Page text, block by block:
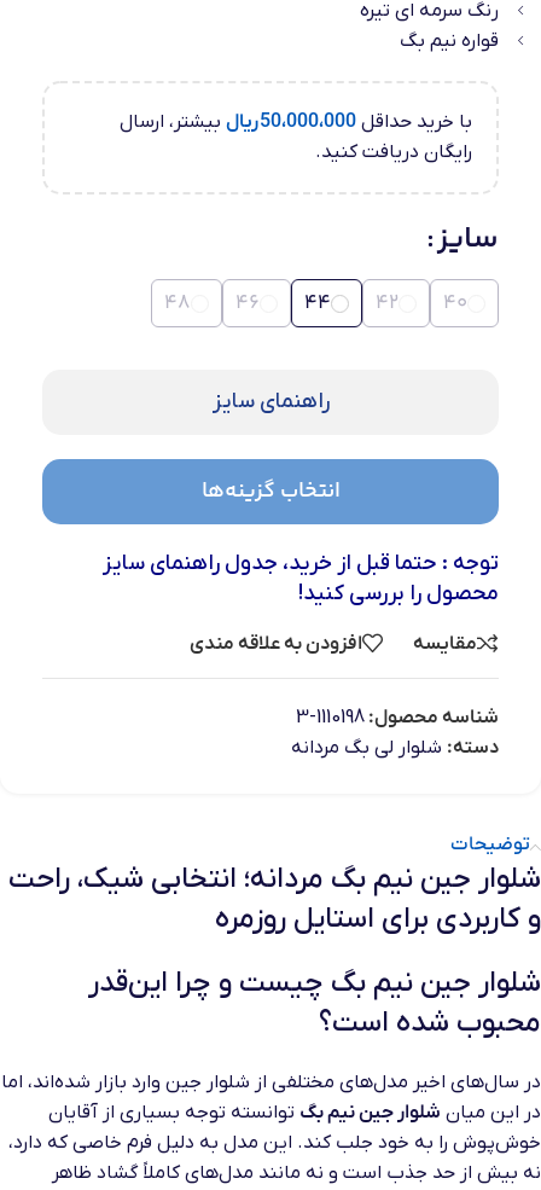
رنگ سرمه ای تیره
قواره نیم بگ
با خرید حداقل 50،000،000ریال بیشتر، ارسال
رایگان دریافت کنید.
سایز
40
42
44
46
48
راهنمای سایز
انتخاب گزینه‌ها
توجه : حتما قبل از خرید، جدول راهنمای سایز
محصول را بررسی کنید!
مقایسه افزودن به علاقه مندی
شناسه محصول: 1110198-3
دسته: شلوار لی بگ مردانه
توضیحات
شلوار جین نیم بگ مردانه؛ انتخابی شیک، راحت
و کاربردی برای استایل روزمره
شلوار جین نیم بگ چیست و چرا این‌قدر
محبوب شده است؟
در سال‌های اخیر مدل‌های مختلفی از شلوار جین وارد بازار شده‌اند، اما
در این میان شلوار جین نیم بگ توانسته توجه بسیاری از آقایان
خوش‌پوش را به خود جلب کند. این مدل به دلیل فرم خاصی که دارد،
نه بیش از حد جذب است و نه مانند مدل‌های کاملاً گشاد ظاهر